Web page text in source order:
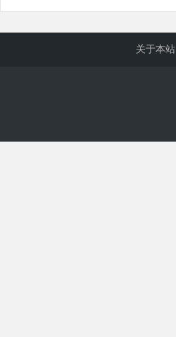
关于本站